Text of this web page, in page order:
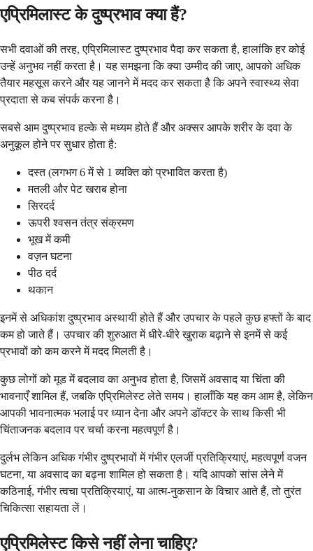
एप्रिमिलास्ट के दुष्प्रभाव क्या हैं?
सभी दवाओं की तरह, एप्रिमिलास्ट दुष्प्रभाव पैदा कर सकता है, हालांकि हर कोई
उन्हें अनुभव नहीं करता है। यह समझना कि क्या उम्मीद की जाए, आपको अधिक
तैयार महसूस करने और यह जानने में मदद कर सकता है कि अपने स्वास्थ्य सेवा
प्रदाता से कब संपर्क करना है।
सबसे आम दुष्प्रभाव हल्के से मध्यम होते हैं और अक्सर आपके शरीर के दवा के
अनुकूल होने पर सुधार होता है:
दस्त (लगभग 6 में से 1 व्यक्ति को प्रभावित करता है)
मतली और पेट खराब होना
सिरदर्द
ऊपरी श्वसन तंत्र संक्रमण
भूख में कमी
वज़न घटना
पीठ दर्द
थकान
इनमें से अधिकांश दुष्प्रभाव अस्थायी होते हैं और उपचार के पहले कुछ हफ्तों के बाद
कम हो जाते हैं। उपचार की शुरुआत में धीरे-धीरे खुराक बढ़ाने से इनमें से कई
प्रभावों को कम करने में मदद मिलती है।
कुछ लोगों को मूड में बदलाव का अनुभव होता है, जिसमें अवसाद या चिंता की
भावनाएँ शामिल हैं, जबकि एप्रिमिलेस्ट लेते समय। हालाँकि यह कम आम है, लेकिन
आपकी भावनात्मक भलाई पर ध्यान देना और अपने डॉक्टर के साथ किसी भी
चिंताजनक बदलाव पर चर्चा करना महत्वपूर्ण है।
दुर्लभ लेकिन अधिक गंभीर दुष्प्रभावों में गंभीर एलर्जी प्रतिक्रियाएं, महत्वपूर्ण वजन
घटना, या अवसाद का बढ़ना शामिल हो सकता है। यदि आपको सांस लेने में
कठिनाई, गंभीर त्वचा प्रतिक्रियाएं, या आत्म-नुकसान के विचार आते हैं, तो तुरंत
चिकित्सा सहायता लें।
एप्रिमिलेस्ट किसे नहीं लेना चाहिए?